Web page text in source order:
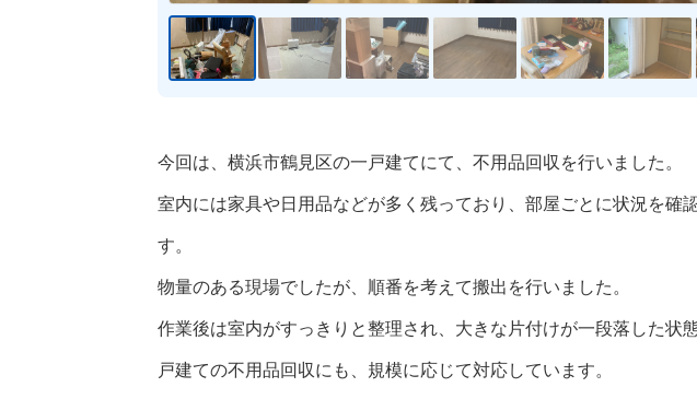
今回は、横浜市鶴見区の一戸建てにて、不用品回収を行いました。
室内には家具や日用品などが多く残っており、部屋ごとに状況を確
す。
物量のある現場でしたが、順番を考えて搬出を行いました。
作業後は室内がすっきりと整理され、大きな片付けが一段落した状
戸建ての不用品回収にも、規模に応じて対応しています。